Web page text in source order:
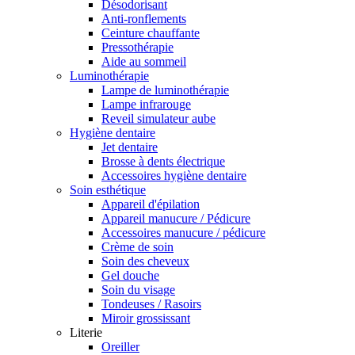
Désodorisant
Anti-ronflements
Ceinture chauffante
Pressothérapie
Aide au sommeil
Luminothérapie
Lampe de luminothérapie
Lampe infrarouge
Reveil simulateur aube
Hygiène dentaire
Jet dentaire
Brosse à dents électrique
Accessoires hygiène dentaire
Soin esthétique
Appareil d'épilation
Appareil manucure / Pédicure
Accessoires manucure / pédicure
Crème de soin
Soin des cheveux
Gel douche
Soin du visage
Tondeuses / Rasoirs
Miroir grossissant
Literie
Oreiller